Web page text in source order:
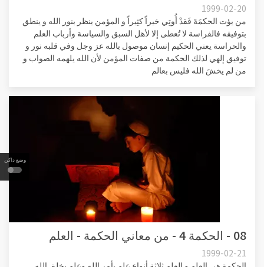
وضع داكن
1999-02-20
من يؤت الحكمَةَ فَقدْ أُوتِي خيراً كثِيراً و المؤمن ينظر بنور الله و ينطق
بتوفيقه فالفراسة لا تُعطى إلا لأهل السبق والسياسة وأرباب العلم
والحراسة يعني الحكيم إنسان موصول بالله عز وجل وفي قلبه نور و
توفيق إلهي لذلك الحكمة من صفات المؤمن لأن الله يلهمه الصواب و
من لم يخشَ الله فليس بعالم
08 - الحكمة 4 - من معاني الحكمة - العلم
1999-02-21